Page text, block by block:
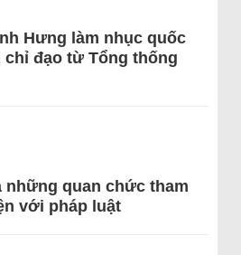
Hưng làm nhục quốc
đạo từ Tổng thống
những quan chức tham
với pháp luật